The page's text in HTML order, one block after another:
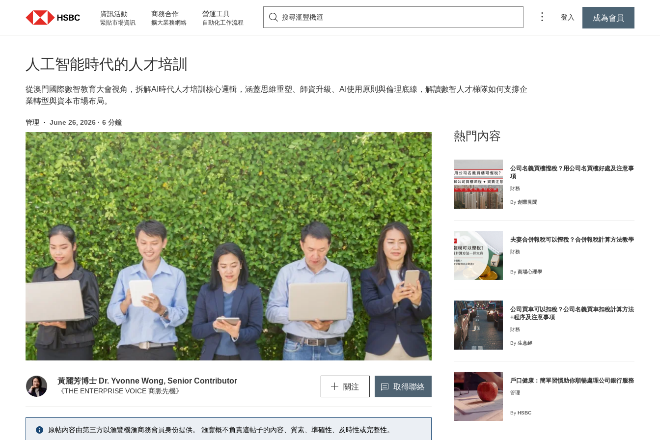
to
content
資訊活動
緊貼市場資訊
商務合作
擴大業務網絡
營運工具
自動化工作流程
登入 成為會員
人工智能時代的人才培訓
從澳門國際數智教育大會視角，拆解AI時代人才培訓核心邏輯，涵蓋思維重塑、師資升級、AI使用原則與倫理底線，解讀數智人才梯隊如何支撐企
業轉型與資本市場布局。
管理 · June 26, 2026 · 6 分鐘
黃麗芳博士 Dr. Yvonne Wong, Senior Contributor
《THE ENTERPRISE VOICE 商脈先機》
關注
黃麗芳博士 Dr. Yvonne Wong, Senior Contributor
(將打開一個新的模態視窗)
取得聯絡
《THE ENTERPRISE VOICE 商脈先機》
(新的視窗將會打開)
原帖內容由第三方以滙豐機滙商務會員身份提供。 滙豐概不負責這帖子的內容、質素、準確性、及時性或完整性。
熱門內容
公司名義買樓慳稅？用公司名買樓好處及注意事
項
財務
By 創業見聞
夫妻合併報稅可以慳稅？合併報稅計算方法教學
財務
By 商場心理學
公司買車可以扣稅？公司名義買車扣稅計算方法
+程序及注意事項
財務
By 生意經
戶口健康：簡單習慣助你順暢處理公司銀行服務
管理
By HSBC